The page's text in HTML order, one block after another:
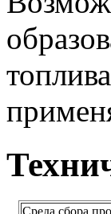
Среда сбора